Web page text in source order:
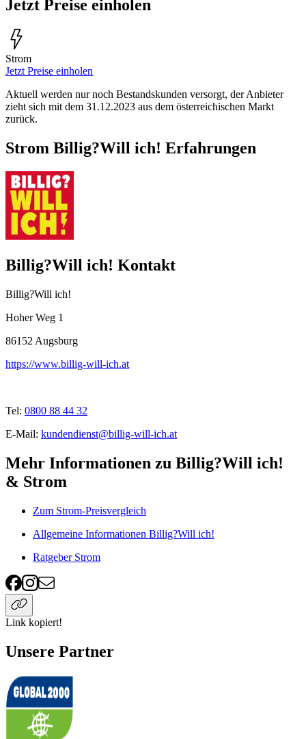
Jetzt Preise einholen
Strom
Jetzt Preise einholen
Aktuell werden nur noch Bestandskunden versorgt, der Anbieter
zieht sich mit dem 31.12.2023 aus dem österreichischen Markt
zurück.
Strom Billig?Will ich! Erfahrungen
Billig?Will ich! Kontakt
Billig?Will ich!
Hoher Weg 1
86152 Augsburg
https://www.billig-will-ich.at
Tel: 0800 88 44 32
E-Mail: kundendienst@billig-will-ich.at
Mehr Informationen zu Billig?Will ich!
& Strom
Zum Strom-Preisvergleich
Allgemeine Informationen Billig?Will ich!
Ratgeber Strom
Link kopiert!
Unsere Partner